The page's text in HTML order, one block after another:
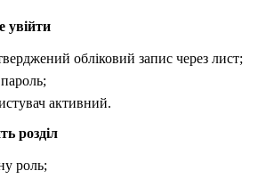
увійти
обліковий запис через лист;
активний.
розділ
роль;